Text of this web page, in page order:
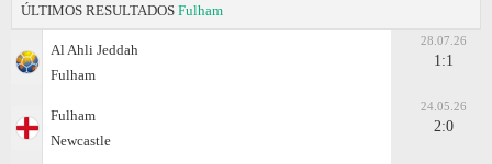
ÚLTIMOS RESULTADOS Fulham
Al Ahli Jeddah
Fulham
28.07.26
1:1
Fulham
Newcastle
24.05.26
2:0